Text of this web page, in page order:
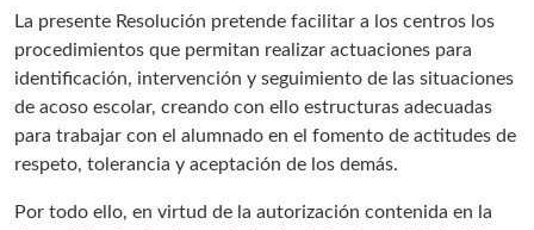
La presente Resolución pretende facilitar a los centros los
procedimientos que permitan realizar actuaciones para
identificación, intervención y seguimiento de las situaciones
de acoso escolar, creando con ello estructuras adecuadas
para trabajar con el alumnado en el fomento de actitudes de
respeto, tolerancia y aceptación de los demás.
Por todo ello, en virtud de la autorización contenida en la